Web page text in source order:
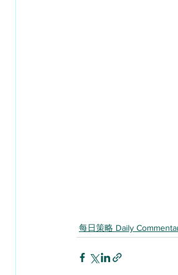
每日策略 Daily